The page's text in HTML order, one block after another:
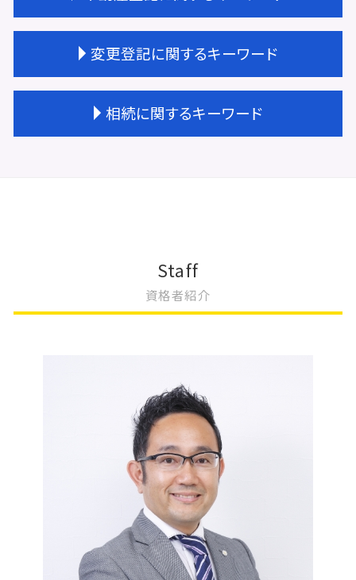
会社設立 流れ 自分で
会社設立 すること
会社設立 登記費用
会社設立 流れ
会社設立 経理業務
会社設立 助成金
不動産登記費用 相場
不動産登記 贈与
不動産登記 費用
不動産登記費用 相続
不動産登記 住所変更 必要
不動産登記 抵当権抹消
不動産登記 金額
不動産登記 司法書士
不動産登記 住所変更 義務化
変更登記に関するキーワード
変更登記 相場
住所変更 登記 義務化
取締役 辞任 変更登記
地目 変更登記 相続人
地上権 変更登記
地上権 存続期間 変更登記
建物 表題 変更登記 一部取壊し
大阪市 変更登記
不動産 変更登記 相続
相続に関するキーワード
相続登記 必要書類
土地の評価 相続
限定承認 手続き
相続放棄 手続き
相続 受け取り方
相続登記 義務化 過去の相続
相続登記 自分で
Staff
資格者紹介